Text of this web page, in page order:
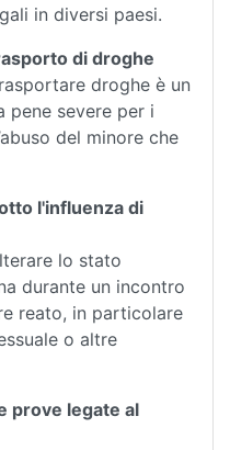
in diversi paesi.
di droghe
droghe è un
pene severe per i
del minore che
l'influenza di
lo stato
durante un incontro
reato, in particolare
o altre
prove legate al